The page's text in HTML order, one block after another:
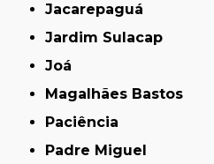
Jacarepaguá
Jardim Sulacap
Joá
Magalhães Bastos
Paciência
Padre Miguel